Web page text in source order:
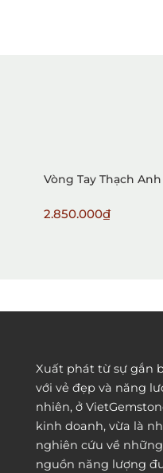
Vòng Tay Thạch
2.850.000₫
Xuất phát từ sự gắn
với vẻ đẹp và năng
nhiên, ở
kinh doanh, vừa là
nghiên cứu về
nguồn năng lượng